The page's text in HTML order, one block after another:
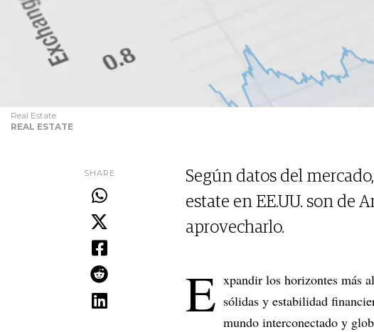
Real Estate
REAL ESTATE
SHARE
Según datos del
estate en EE.UU. son de
aprovecharlo.
E xpandir los horizontes más
sólidas y estabilidad
mundo interconectado y